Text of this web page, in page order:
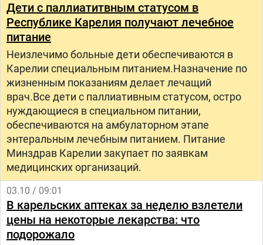
Дети с паллиатитвным статусом в
Республике Карелия получают лечебное
питание
Неизлечимо больные дети обеспечиваются в
Карелии специальным питанием.Назначение по
жизненным показаниям делает лечащий
врач.Все дети с паллиативным статусом, остро
нуждающиеся в специальном питании,
обеспечиваются на амбулаторном этапе
энтеральным лечебным питанием. Питание
Минздрав Карелии закупает по заявкам
медицинских организаций.
03.10 / 09:01
В карельских аптеках за неделю взлетели
цены на некоторые лекарства: что
подорожало